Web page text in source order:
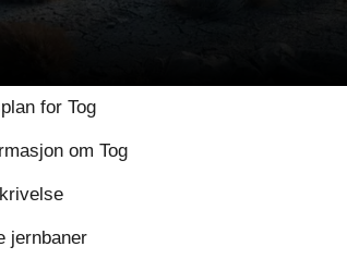
for Tog
om Tog
jernbaner